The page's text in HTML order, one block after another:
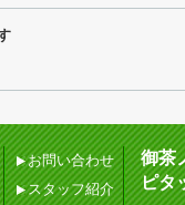
お問い合わせ
スタッフ紹介
御茶
ピタ